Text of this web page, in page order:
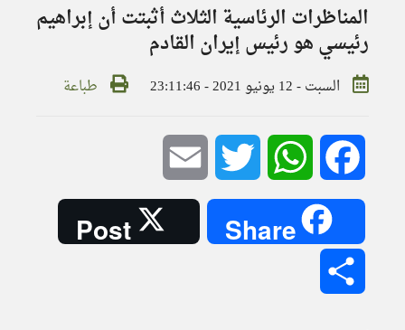
المناظرات الرئاسية الثلاث أثبتت أن إبراهيم
رئيسي هو رئيس إيران القادم
السبت - 12 يونيو 2021 - 23:11:46 طباعة
Facebook
WhatsApp
Twitter
Share
Post